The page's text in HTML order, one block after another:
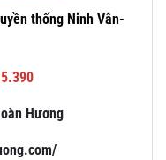
thống Ninh Vân-
Hương